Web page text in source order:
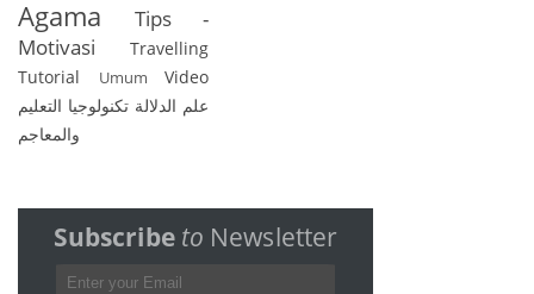
Agama
Tips -
Motivasi
Travelling
Tutorial
Umum
Video
تكنولوجيا التعليم علم الدلالة
والمعاجم
Subscribe to Newsletter